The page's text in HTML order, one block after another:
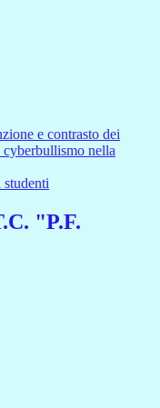
e contrasto dei
nella
"P.F.